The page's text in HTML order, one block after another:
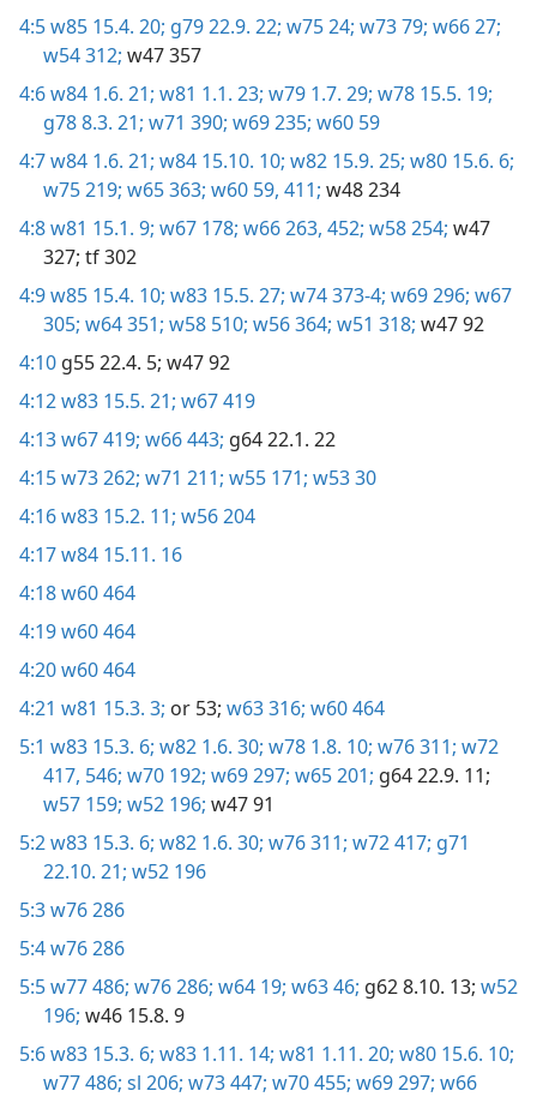
4:5w85 15.4. 20; g79 22.9. 22; w75 24; w73 79; w66 27;
w54 312; w47 357
4:6w84 1.6. 21; w81 1.1. 23; w79 1.7. 29; w78 15.5. 19;
g78 8.3. 21; w71 390; w69 235; w60 59
4:7w84 1.6. 21; w84 15.10. 10; w82 15.9. 25; w80 15.6. 6;
w75 219; w65 363; w60 59, 411; w48 234
4:8w81 15.1. 9; w67 178; w66 263, 452; w58 254; w47
327; tf 302
4:9w85 15.4. 10; w83 15.5. 27; w74 373-4; w69 296; w67
305; w64 351; w58 510; w56 364; w51 318; w47 92
4:10 g55 22.4. 5; w47 92
4:12w83 15.5. 21; w67 419
4:13w67 419; w66 443; g64 22.1. 22
4:15w73 262; w71 211; w55 171; w53 30
4:16w83 15.2. 11; w56 204
4:17w84 15.11. 16
4:18w60 464
4:19w60 464
4:20w60 464
4:21 w81 15.3. 3; or 53; w63 316; w60 464
5:1 w83 15.3. 6; w82 1.6. 30; w78 1.8. 10; w76 311; w72
417, 546; w70 192; w69 297; w65 201; g64 22.9. 11;
w57 159; w52 196; w47 91
5:2w83 15.3. 6; w82 1.6. 30; w76 311; w72 417; g71
22.10. 21; w52 196
5:3w76 286
5:4w76 286
5:5w77 486; w76 286; w64 19; w63 46; g62 8.10. 13; w52
196; w46 15.8. 9
5:6w83 15.3. 6; w83 1.11. 14; w81 1.11. 20; w80 15.6. 10;
w77 486; sl 206; w73 447; w70 455; w69 297; w66